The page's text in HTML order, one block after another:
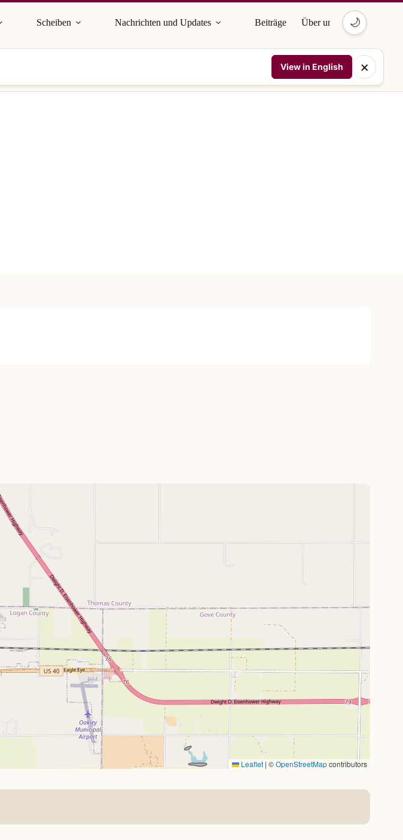
Scheiben Nachrichten und Updates Beiträge Über uns 🌙
View in English ×
Leaflet | ©OpenStreetMapcontributors